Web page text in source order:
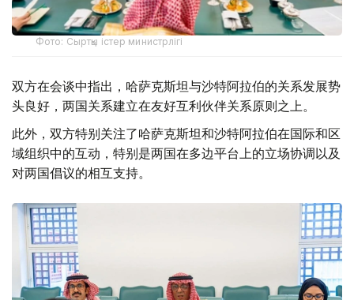
Фото: Сыртқы істер министрлігі
双方在会谈中指出，哈萨克斯坦与沙特阿拉伯的关系发展势
头良好，两国关系建立在友好互利伙伴关系原则之上。
此外，双方特别关注了哈萨克斯坦和沙特阿拉伯在国际和区
域组织中的互动，特别是两国在多边平台上的立场协调以及
对两国倡议的相互支持。